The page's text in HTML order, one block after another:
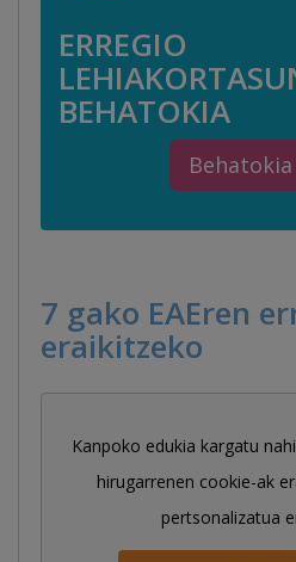
ERREGIO
BEHATOKIA
7 gako EAEren
eraikitzeko
Kanpoko edukia kargatu
hirugarrenen cookie-ak
pertsonalizatua